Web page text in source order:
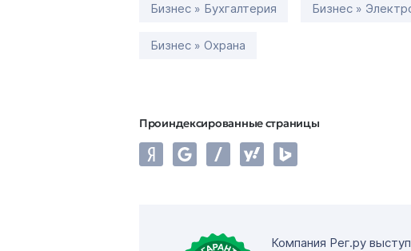
Бизнес » Бухгалтерия Бизнес »
Бизнес » Охрана
Проиндексированные страницы
Компания Рег.ру